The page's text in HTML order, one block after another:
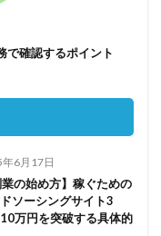
で確認するポイント
6月17日
業の始め方】稼ぐための
ソーシングサイト3
万円を突破する具体的